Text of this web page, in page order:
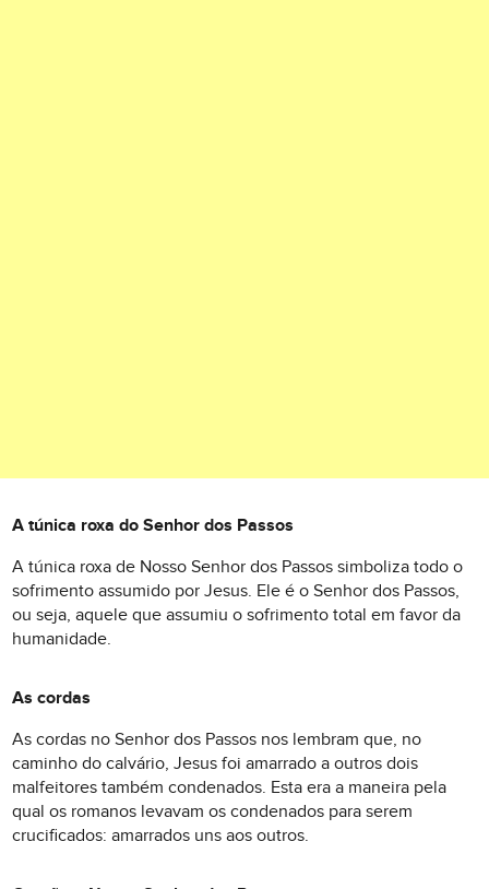
A túnica roxa do Senhor dos Passos
A túnica roxa de Nosso Senhor dos Passos simboliza todo o
sofrimento assumido por Jesus. Ele é o Senhor dos Passos,
ou seja, aquele que assumiu o sofrimento total em favor da
humanidade.
As cordas
As cordas no Senhor dos Passos nos lembram que, no
caminho do calvário, Jesus foi amarrado a outros dois
malfeitores também condenados. Esta era a maneira pela
qual os romanos levavam os condenados para serem
crucificados: amarrados uns aos outros.